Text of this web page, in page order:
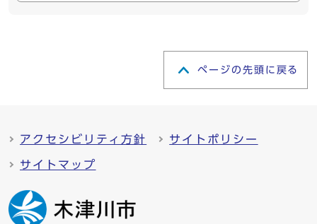
ページの先頭に戻る
アクセシビリティ方針 サイトポリシー
サイトマップ